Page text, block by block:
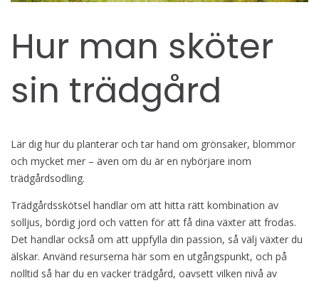
Hur man sköter
sin trädgård
Lär dig hur du planterar och tar hand om grönsaker, blommor
och mycket mer – även om du är en nybörjare inom
trädgårdsodling.
Trädgårdsskötsel handlar om att hitta rätt kombination av
solljus, bördig jord och vatten för att få dina växter att frodas.
Det handlar också om att uppfylla din passion, så välj växter du
älskar. Använd resurserna här som en utgångspunkt, och på
nolltid så har du en vacker trädgård, oavsett vilken nivå av